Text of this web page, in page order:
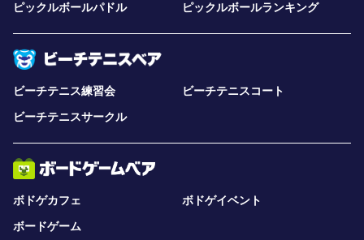
ピックルボールパドル
ピックルボールランキング
ビーチテニス練習会
ビーチテニスコート
ビーチテニスサークル
ボドゲカフェ
ボドゲイベント
ボードゲーム